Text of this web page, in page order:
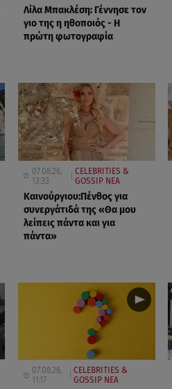
Λίλα Μπακλέση: Γέννησε τον
γιο της η ηθοποιός - Η
πρώτη φωτογραφία
07.08.26,
13:33
CELEBRITIES &
GOSSIP ΝΕΑ
Καινούργιου:Πένθος για
συνεργάτιδά της «Θα μου
λείπεις πάντα και για
πάντα»
07.08.26,
11:17
CELEBRITIES &
GOSSIP ΝΕΑ